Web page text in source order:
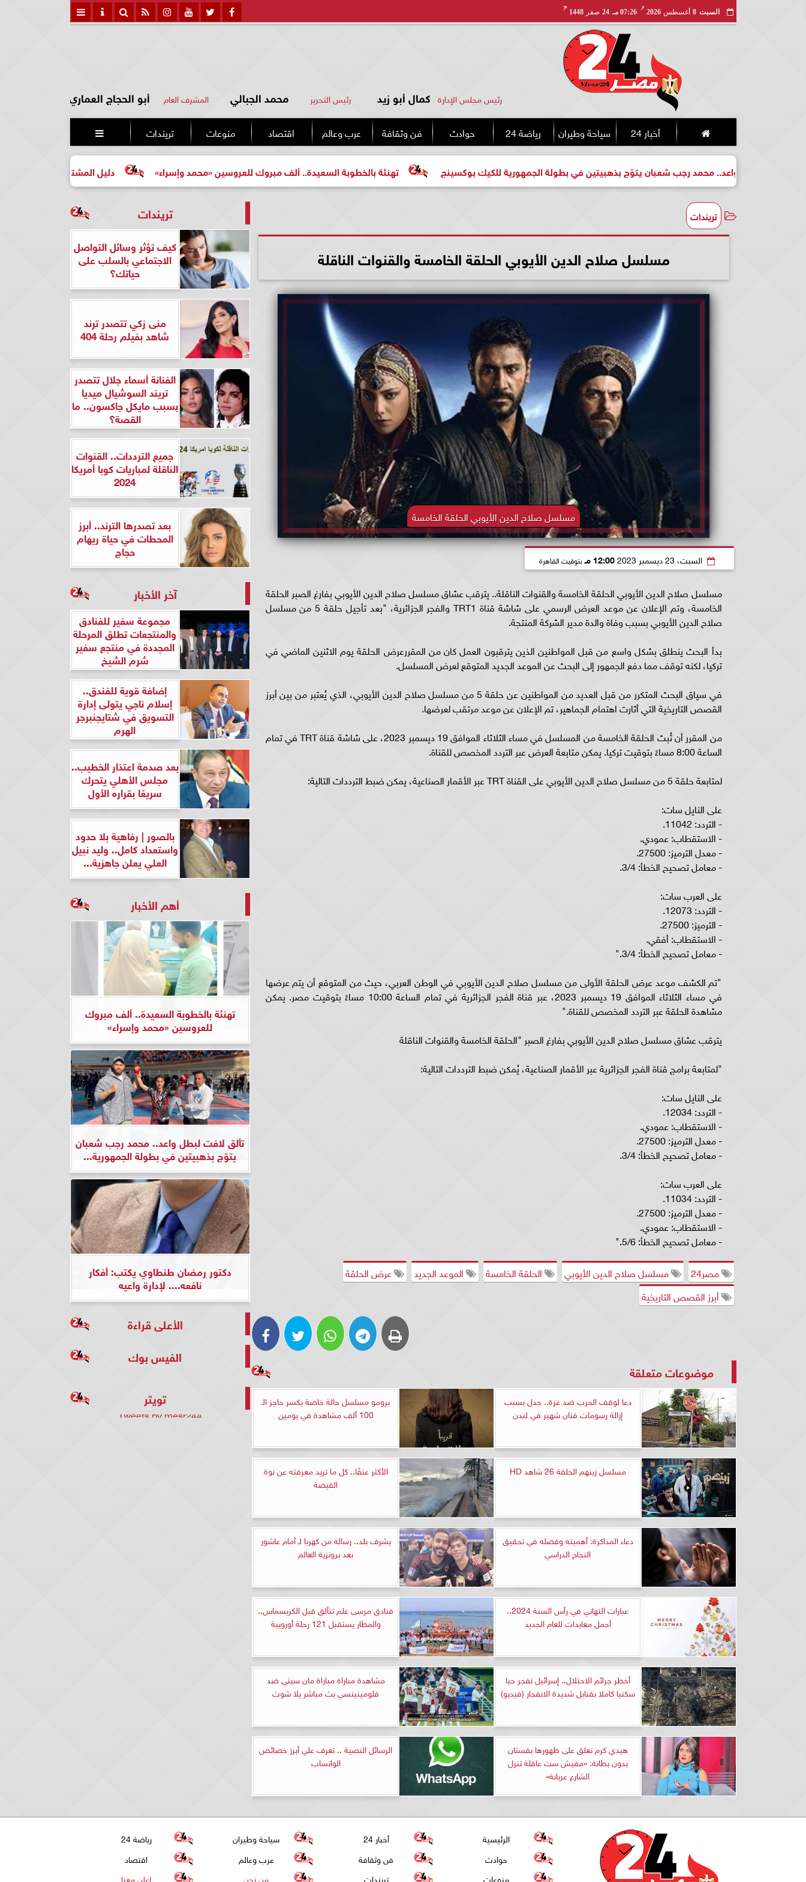
السبت 8 أغسطس 2026
مـ
07:26 مـ 24 صفر 1448
هـ
رئيس مجلس الإدارة كمال أبو زيد رئيس التحرير محمد الجبالي المشرف العام أبو الحجاج العماري
أخبار 24 سياحة وطيران رياضة 24 حوادث فن وثقافة عرب وعالم اقتصاد منوعات تريندات 
دليل المشتري لأول مرة لاختيار مشروع تهنئة بالخطوبة السعيدة.. ألف مبروك للعروسين «محمد وإسراء» واعد.. محمد رجب شعبان يتوّج بذهبيتين في بطولة الجمهورية للكيك بوكسينج
تريندات
مسلسل صلاح الدين الأيوبي الحلقة الخامسة والقنوات الناقلة
مسلسل صلاح الدين الأيوبي الحلقة الخامسة
السبت، 23 ديسمبر 2023 12:00 مـ بتوقيت القاهرة
مسلسل صلاح الدين الأيوبي الحلقة الخامسة والقنوات الناقلة.. يترقب عشاق مسلسل صلاح الدين الأيوبي بفارغ الصبر الحلقة
الخامسة، وتم الإعلان عن موعد العرض الرسمي على شاشة قناة TRT1 والفجر الجزائرية، "بعد تأجيل حلقة 5 من مسلسل
صلاح الدين الأيوبي بسبب وفاة والدة مدير الشركة المنتجة.
بدأ البحث ينطلق بشكل واسع من قبل المواطنين الذين يترقبون العمل كان من المقررعرض الحلقة يوم الاثنين الماضي في
تركيا، لكنه توقف مما دفع الجمهور إلى البحث عن الموعد الجديد المتوقع لعرض المسلسل.
في سياق البحث المتكرر من قبل العديد من المواطنين عن حلقة 5 من مسلسل صلاح الدين الأيوبي، الذي يُعتبر من بين أبرز
القصص التاريخية التي أثارت اهتمام الجماهير، تم الإعلان عن موعد مرتقب لعرضها.
من المقرر أن تُبث الحلقة الخامسة من المسلسل في مساء الثلاثاء الموافق 19 ديسمبر 2023، على شاشة قناة TRT في تمام
الساعة 8:00 مساءً بتوقيت تركيا. يمكن متابعة العرض عبر التردد المخصص للقناة.
لمتابعة حلقة 5 من مسلسل صلاح الدين الأيوبي على القناة TRT عبر الأقمار الصناعية، يمكن ضبط الترددات التالية:
على النايل سات:
- التردد: 11042.
- الاستقطاب: عمودي.
- معدل الترميز: 27500.
- معامل تصحيح الخطأ: 3/4.
على العرب سات:
- التردد: 12073.
- الترميز: 27500.
- الاستقطاب: أفقي.
- معامل تصحيح الخطأ: 3/4."
"تم الكشف موعد عرض الحلقة الأولى من مسلسل صلاح الدين الأيوبي في الوطن العربي، حيث من المتوقع أن يتم عرضها
في مساء الثلاثاء الموافق 19 ديسمبر 2023، عبر قناة الفجر الجزائرية في تمام الساعة 10:00 مساءً بتوقيت مصر. يمكن
مشاهدة الحلقة عبر التردد المخصص للقناة."
يترقب عشاق مسلسل صلاح الدين الأيوبي بفارغ الصبر "الحلقة الخامسة والقنوات الناقلة
"لمتابعة برامج قناة الفجر الجزائرية عبر الأقمار الصناعية، يُمكن ضبط الترددات التالية:
على النايل سات:
- التردد: 12034.
- الاستقطاب: عمودي.
- معدل الترميز: 27500.
- معامل تصحيح الخطأ: 3/4.
على العرب سات:
- التردد: 11034.
- معدل الترميز: 27500.
- الاستقطاب: عمودي.
- معامل تصحيح الخطأ: 5/6."
مصر24
مسلسل صلاح الدين الأيوبي الحلقة الخامسة الموعد الجديد
عرض الحلقة
أبرز القصص التاريخية
موضوعات متعلقة
دعا لوقف الحرب ضد غزة.. جدل بسبب
إزالة رسومات فنان شهير في لندن
برومو مسلسل حالة خاصة يكسر حاجز الـ
100 ألف مشاهدة في يومين
مسلسل زينهم الحلقة 26 شاهد HD
الأكثر عنفًا.. كل ما تريد معرفته عن نوة
الفيضة
دعاء المذاكرة: أهميته وفضله في تحقيق
النجاح الدراسي
يشرف بلد.. رسالة من كهربا لـ أمام عاشور
بعد برونزية العالم
عبارات التهاني في رأس السنة 2024..
أجمل معايدات للعام الجديد
فنادق مرسى علم تتألق قبل الكريسماس..
والمطار يستقبل 121 رحلة أوروبية
أخطر جرائم الاحتلال.. إسرائيل تفجر حيا
سكنيا كاملا بقنابل شديدة الانفجار (فيديو)
مشاهدة مباراة مباراة مان سيتي ضد
فلومينينسي بث مباشر يلا شوت
هيدي كرم تعلق على ظهورها بفستان
بدون بطانة: «مفيش ست عاقلة تنزل
الشارع عريانة»
الرسائل النصية .. تعرف علي أبرز خصائص
الواتساب
تريندات
كيف تؤثر وسائل التواصل
الاجتماعي بالسلب على
حياتك؟
منى زكي تتصدر ترند
شاهد بفيلم رحلة 404
الفنانة أسماء جلال تتصدر
تريند السوشيال ميديا
بسبب مايكل جاكسون.. ما
القصة؟
جميع الترددات.. القنوات
الناقلة لمباريات كوبا أمريكا
2024
بعد تصدرها الترند.. أبرز
المحطات في حياة ريهام
حجاج
آخر الأخبار
مجموعة سفير للفنادق
والمنتجعات تطلق المرحلة
المجددة في منتجع سفير
شرم الشيخ
إضافة قوية للفندق..
إسلام ناجي يتولى إدارة
التسويق في شتايجنبرجر
الهرم
بعد صدمة اعتذار الخطيب..
مجلس الأهلي يتحرك
سريعًا بقراره الأول
بالصور | رفاهية بلا حدود
واستعداد كامل.. وليد نبيل
العلي يعلن جاهزية...
أهم الأخبار
تهنئة بالخطوبة السعيدة.. ألف مبروك
للعروسين «محمد وإسراء»
تألق لافت لبطل واعد.. محمد رجب شعبان
يتوّج بذهبيتين في بطولة الجمهورية...
دكتور رمضان طنطاوي يكتب: أفكار
نافعه.... لإدارة واعيه
الأعلى قراءة
الفيس بوك
تويتر
Tweets by mesr244
الرئيسية أخبار 24 سياحة وطيران
رياضة 24
حوادث
فن وثقافة عرب وعالم
اقتصاد
منوعات
تريندات من نحن اعلن معنا